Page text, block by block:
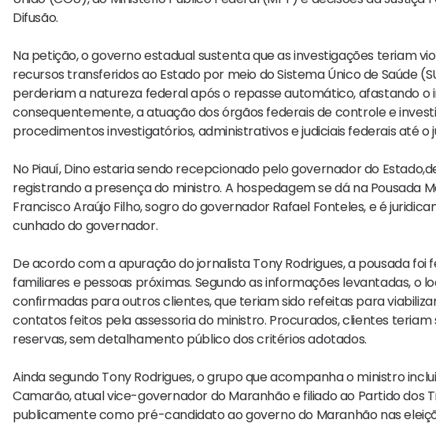
Difusão.
Na petição, o governo estadual sustenta que as investigações teriam
recursos transferidos ao Estado por meio do Sistema Único de Saúde
perderiam a natureza federal após o repasse automático, afastando o
consequentemente, a atuação dos órgãos federais de controle e
procedimentos investigatórios, administrativos e judiciais federais até
No Piauí, Dino estaria sendo recepcionado pelo governador do
registrando a presença do ministro. A hospedagem se dá na Pousada
Francisco Araújo Filho, sogro do governador Rafael Fonteles, e é
cunhado do governador.
De acordo com a apuração do jornalista Tony Rodrigues, a pousada
familiares e pessoas próximas. Segundo as informações levantadas, o
confirmadas para outros clientes, que teriam sido refeitas para
contatos feitos pela assessoria do ministro. Procurados, clientes
reservas, sem detalhamento público dos critérios adotados.
Ainda segundo Tony Rodrigues, o grupo que acompanha o ministro
Camarão, atual vice-governador do Maranhão e filiado ao Partido dos
publicamente como pré-candidato ao governo do Maranhão nas